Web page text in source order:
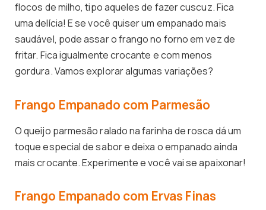
flocos de milho, tipo aqueles de fazer cuscuz. Fica
uma delícia! E se você quiser um empanado mais
saudável, pode assar o frango no forno em vez de
fritar. Fica igualmente crocante e com menos
gordura. Vamos explorar algumas variações?
Frango Empanado com Parmesão
O queijo parmesão ralado na farinha de rosca dá um
toque especial de sabor e deixa o empanado ainda
mais crocante. Experimente e você vai se apaixonar!
Frango Empanado com Ervas Finas